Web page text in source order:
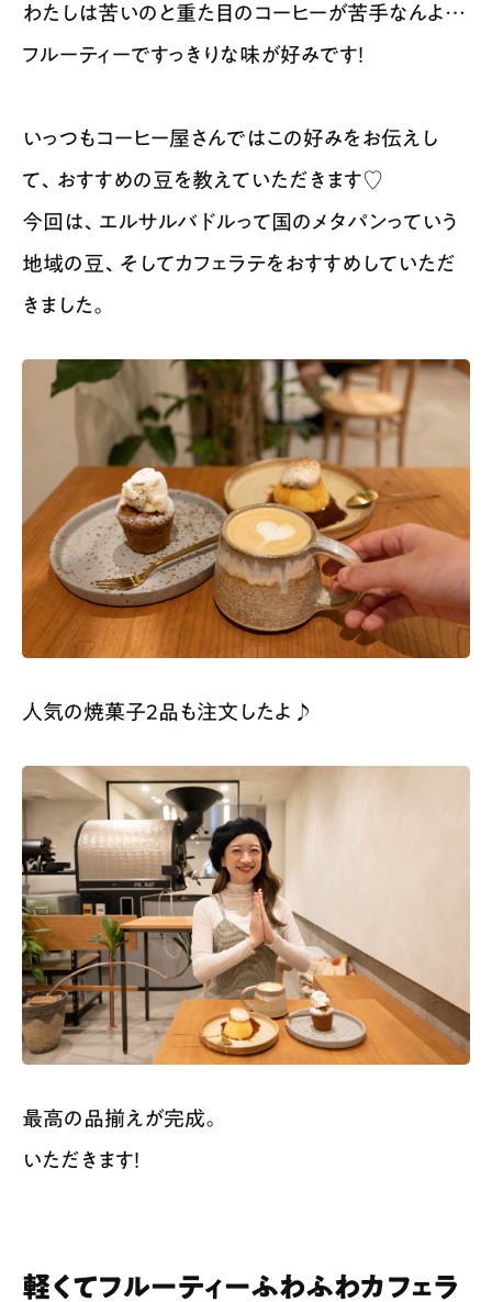
わたしは苦いのと重た目のコーヒーが苦手なんよ…
フルーティーですっきりな味が好みです！
いっつもコーヒー屋さんではこの好みをお伝えし
て、おすすめの豆を教えていただきます♡
今回は、エルサルバドルって国のメタパンっていう
地域の豆、そしてカフェラテをおすすめしていただ
きました。
人気の焼菓子2品も注文したよ♪
最高の品揃えが完成。
いただきます！
軽くてフルーティーふわふわカフェラ